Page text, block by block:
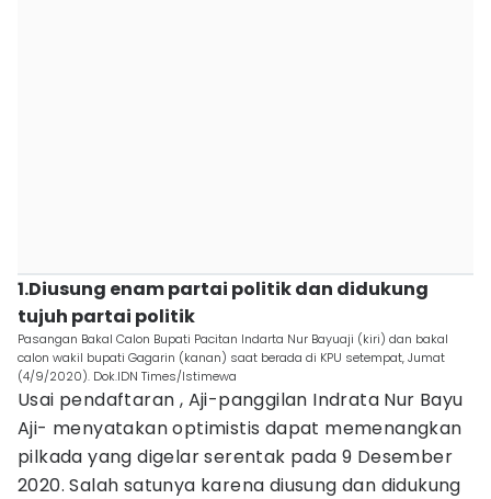
1.Diusung enam partai politik dan didukung
tujuh partai politik
Pasangan Bakal Calon Bupati Pacitan Indarta Nur Bayuaji (kiri) dan bakal
calon wakil bupati Gagarin (kanan) saat berada di KPU setempat, Jumat
(4/9/2020). Dok.IDN Times/Istimewa
Usai pendaftaran , Aji-panggilan Indrata Nur Bayu
Aji- menyatakan optimistis dapat memenangkan
pilkada yang digelar serentak pada 9 Desember
2020. Salah satunya karena diusung dan didukung